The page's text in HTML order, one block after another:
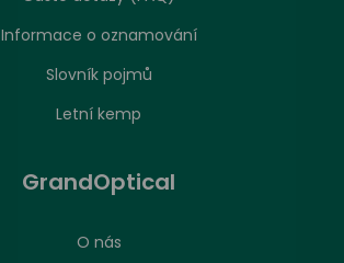
Informace o oznamování
Slovník pojmů
Letní kemp
GrandOptical
O nás